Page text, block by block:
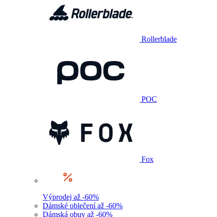
Rollerblade
POC
Fox
Výprodej až -60%
Dámské oblečení až -60%
Dámská obuv až -60%